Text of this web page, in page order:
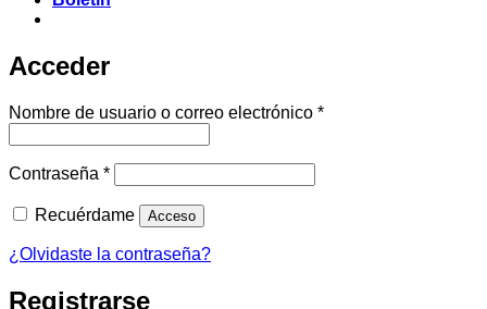
Acceder
Nombre de usuario o correo electrónico *Obligatorio
Contraseña *Obligatorio
Recuérdame Acceso
¿Olvidaste la contraseña?
Registrarse